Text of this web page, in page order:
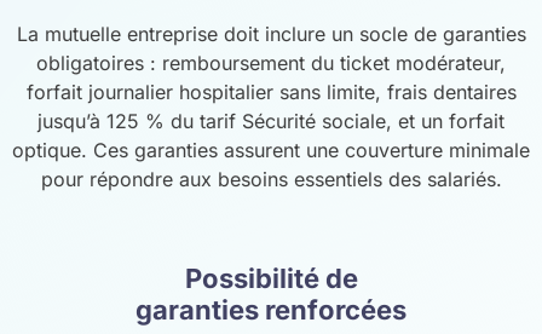
La mutuelle entreprise doit inclure un socle de garanties
obligatoires : remboursement du ticket modérateur,
forfait journalier hospitalier sans limite, frais dentaires
jusqu’à 125 % du tarif Sécurité sociale, et un forfait
optique. Ces garanties assurent une couverture minimale
pour répondre aux besoins essentiels des salariés.
Possibilité de
garanties renforcées